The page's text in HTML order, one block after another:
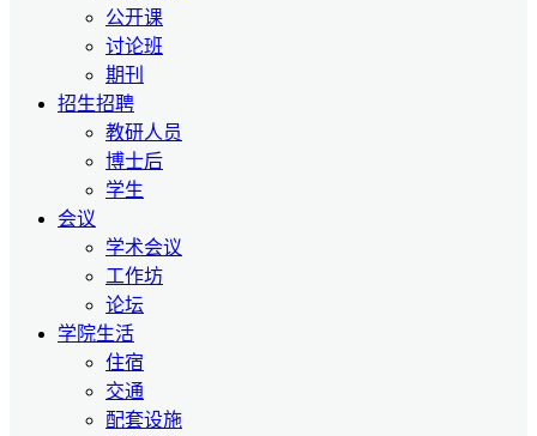
公开课
讨论班
期刊
招生招聘
教研人员
博士后
学生
会议
学术会议
工作坊
论坛
学院生活
住宿
交通
配套设施